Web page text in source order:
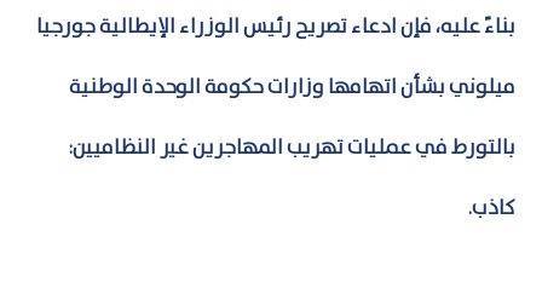
بناءً عليه، فإن ادعاء تصريح رئيس الوزراء الإيطالية جورجيا
ميلوني بشأن اتهامها وزارات حكومة الوحدة الوطنية
بالتورط في عمليات تهريب المهاجرين غير النظاميين:
كاذب.